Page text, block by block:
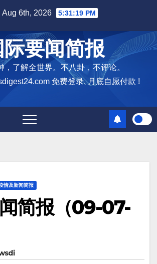
Aug 6th, 2026 5:31:21 PM
要闻简报
，了解全世界。不八卦，不评论。
免费登录, 月底自愿付款 !
情及新闻简报
简报（09-07-